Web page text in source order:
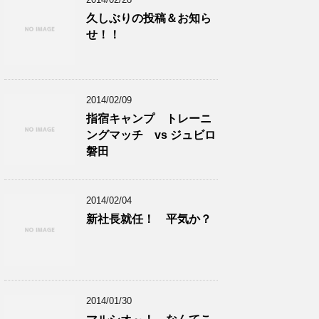
久しぶりの投稿＆お知ら
せ！！
2014/02/09
指宿キャンプ トレーニ
ングマッチ vs ジュビロ
磐田
2014/02/04
新社長就任！ 平気か？
2014/01/30